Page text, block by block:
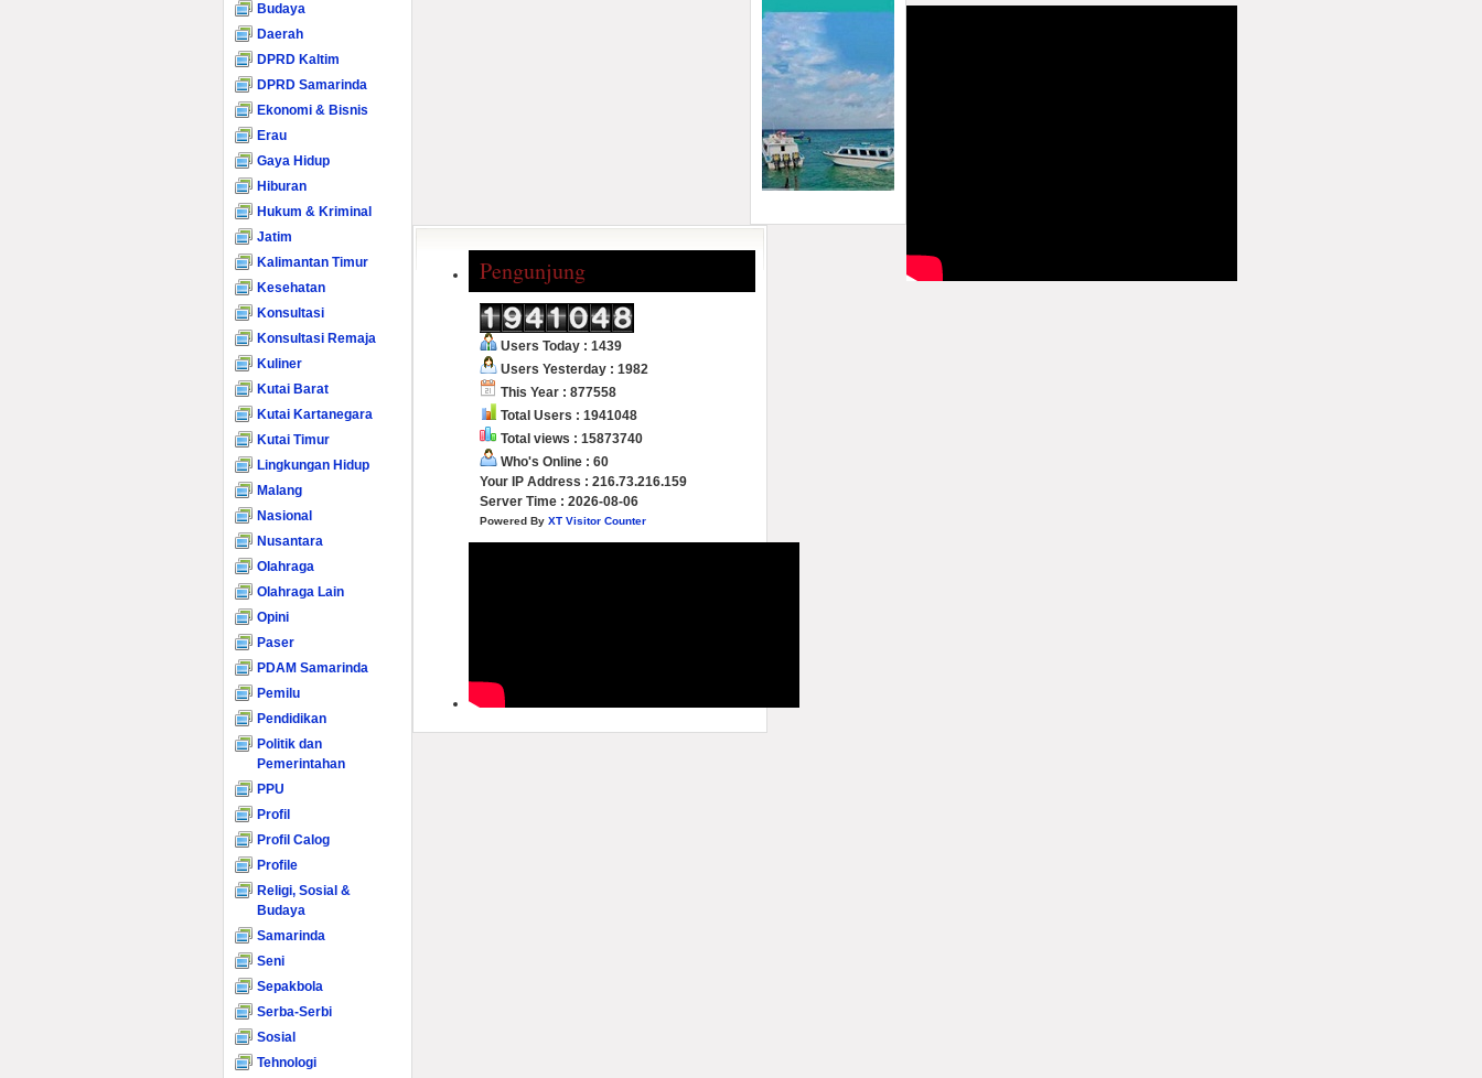
Budaya
Daerah
DPRD Kaltim
DPRD Samarinda
Ekonomi & Bisnis
Erau
Gaya Hidup
Hiburan
Hukum & Kriminal
Jatim
Kalimantan Timur
Kesehatan
Konsultasi
Konsultasi Remaja
Kuliner
Kutai Barat
Kutai Kartanegara
Kutai Timur
Lingkungan Hidup
Malang
Nasional
Nusantara
Olahraga
Olahraga Lain
Opini
Paser
PDAM Samarinda
Pemilu
Pendidikan
Politik dan
Pemerintahan
PPU
Profil
Profil Calog
Profile
Religi, Sosial &
Budaya
Samarinda
Seni
Sepakbola
Serba-Serbi
Sosial
Tehnologi
Pengunjung
Users Today : 1439
Users Yesterday : 1982
This Year : 877558
Total Users : 1941048
Total views : 15873740
Who's Online : 60
Your IP Address : 216.73.216.159
Server Time : 2026-08-06
Powered By XT Visitor Counter